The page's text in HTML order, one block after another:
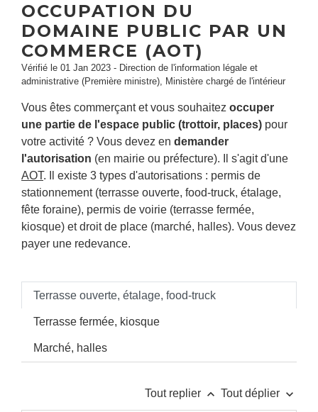
OCCUPATION DU
DOMAINE PUBLIC PAR UN
COMMERCE (AOT)
Vérifié le 01 Jan 2023 - Direction de l'information légale et
administrative (Première ministre), Ministère chargé de l'intérieur
Vous êtes commerçant et vous souhaitez occuper
une partie de l'espace public (trottoir, places) pour
votre activité ? Vous devez en demander
l'autorisation (en mairie ou préfecture). Il s'agit d'une
AOT. Il existe 3 types d'autorisations : permis de
stationnement (terrasse ouverte, food-truck, étalage,
fête foraine), permis de voirie (terrasse fermée,
kiosque) et droit de place (marché, halles). Vous devez
payer une redevance.
Terrasse ouverte, étalage, food-truck
Terrasse fermée, kiosque
Marché, halles
Tout replier keyboard_arrow_up Tout déplier keyboard_arrow_down